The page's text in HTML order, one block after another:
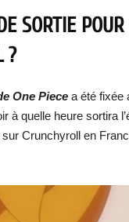
SORTIE
?
One Piece a été fixée
à quelle heure sortira
Crunchyroll en